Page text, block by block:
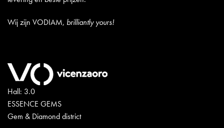
Wij zijn VODIAM, brilliantly yours!
Hall: 3.0
ESSENCE GEMS
Gem & Diamond district